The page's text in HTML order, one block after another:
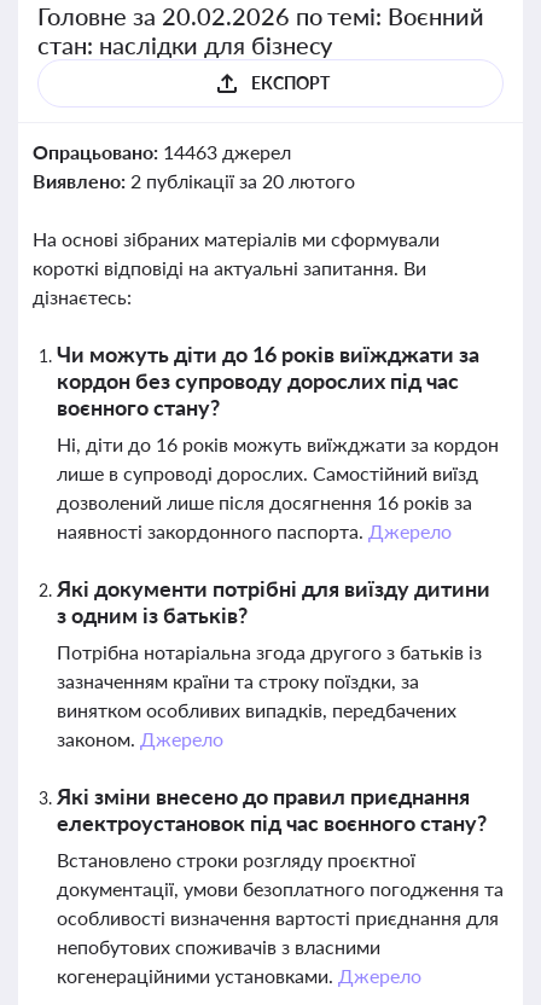
Головне за 20.02.2026 по темі: Воєнний
стан: наслідки для бізнесу
ЕКСПОРТ
Опрацьовано: 14463 джерел
Виявлено: 2 публікації за 20 лютого
На основі зібраних матеріалів ми сформували
короткі відповіді на актуальні запитання. Ви
дізнаєтесь:
Чи можуть діти до 16 років виїжджати за
кордон без супроводу дорослих під час
воєнного стану?
Ні, діти до 16 років можуть виїжджати за кордон
лише в супроводі дорослих. Самостійний виїзд
дозволений лише після досягнення 16 років за
наявності закордонного паспорта. Джерело
Які документи потрібні для виїзду дитини
з одним із батьків?
Потрібна нотаріальна згода другого з батьків із
зазначенням країни та строку поїздки, за
винятком особливих випадків, передбачених
законом. Джерело
Які зміни внесено до правил приєднання
електроустановок під час воєнного стану?
Встановлено строки розгляду проєктної
документації, умови безоплатного погодження та
особливості визначення вартості приєднання для
непобутових споживачів з власними
когенераційними установками. Джерело